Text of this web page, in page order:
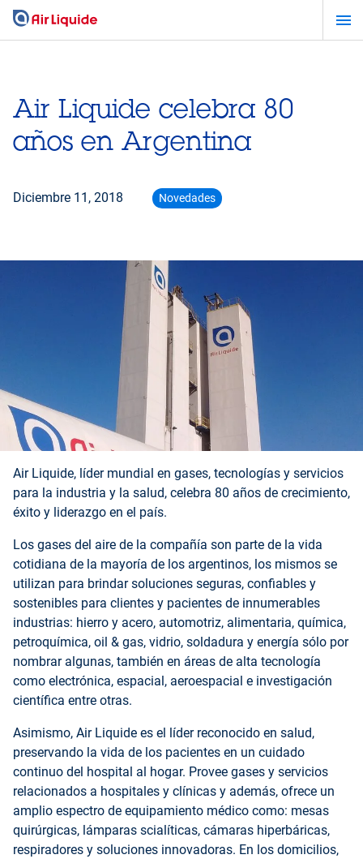
Pasar
Air Liquide celebra 80
años en Argentina
Diciembre 11, 2018 Novedades
Air Liquide, líder mundial en gases, tecnologías y servicios
para la industria y la salud, celebra 80 años de crecimiento,
éxito y liderazgo en el país.
Los gases del aire de la compañía son parte de la vida
cotidiana de la mayoría de los argentinos, los mismos se
utilizan para brindar soluciones seguras, confiables y
sostenibles para clientes y pacientes de innumerables
industrias: hierro y acero, automotriz, alimentaria, química,
petroquímica, oil & gas, vidrio, soldadura y energía sólo por
nombrar algunas, también en áreas de alta tecnología
como electrónica, espacial, aeroespacial e investigación
científica entre otras.
Asimismo, Air Liquide es el líder reconocido en salud,
preservando la vida de los pacientes en un cuidado
continuo del hospital al hogar. Provee gases y servicios
relacionados a hospitales y clínicas y además, ofrece un
amplio espectro de equipamiento médico como: mesas
quirúrgicas, lámparas scialíticas, cámaras hiperbáricas,
respiradores y soluciones innovadoras. En los domicilios,